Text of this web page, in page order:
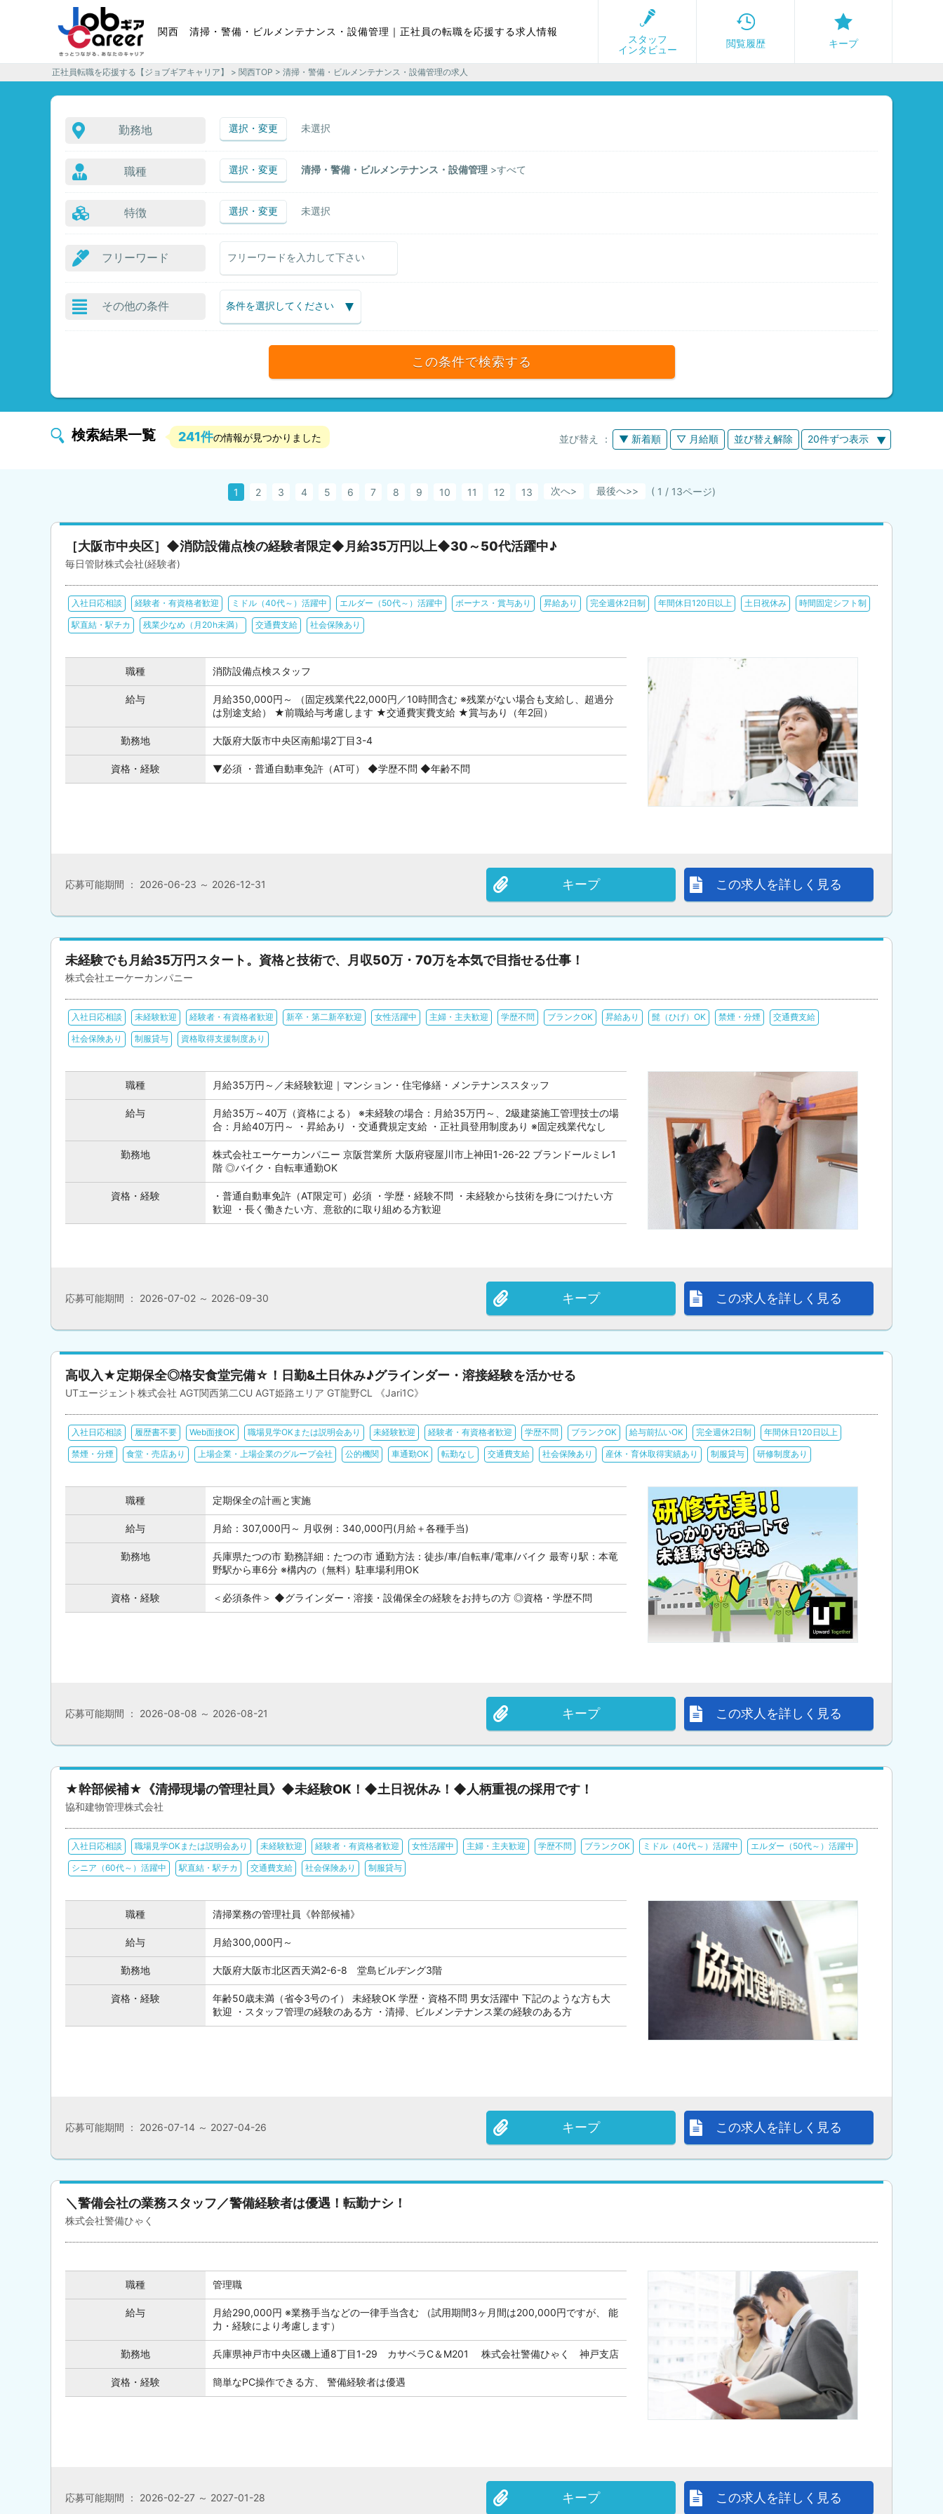
関西 清掃・警備・ビルメンテナンス・設備管理｜正社員の転職を応援する求人情報
スタッフ
インタビュー
閲覧履歴 キープ
正社員転職を応援する【ジョブギアキャリア】 > 関西TOP > 清掃・警備・ビルメンテナンス・設備管理の求人
勤務地 選択・変更 未選択
職種 選択・変更 清掃・警備・ビルメンテナンス・設備管理 すべて
特徴 選択・変更 未選択
フリーワード
その他の条件
この条件で検索する
検索結果一覧 241件の情報が見つかりました 20件ずつ表示
並び替え ： ▼ 新着順 ▽ 月給順 並び替え解除
1 2 3 4 5 6 7 8 9 10 11 12 13 次へ> 最後へ ( 1 / 13ページ)
［大阪市中央区］◆消防設備点検の経験者限定◆月給35万円以上◆30～50代活躍中♪
毎日管財株式会社(経験者)
入社日応相談 経験者・有資格者歓迎 ミドル（40代～）活躍中 エルダー（50代～）活躍中 ボーナス・賞与あり 昇給あり 完全週休2日制 年間休日120日以上 土日祝休み 時間固定シフト制
駅直結・駅チカ 残業少なめ（月20h未満） 交通費支給 社会保険あり
職種 消防設備点検スタッフ
給与
月給350,000円～ （固定残業代22,000円／10時間含む ※残業がない場合も支給し、超過分
は別途支給） ★前職給与考慮します ★交通費実費支給 ★賞与あり（年2回）
勤務地 大阪府大阪市中央区南船場2丁目3-4
資格・経験 ▼必須 ・普通自動車免許（AT可） ◆学歴不問 ◆年齢不問
この求人を詳しく見る
キープ
応募可能期間 ： 2026-06-23 ～ 2026-12-31
未経験でも月給35万円スタート。資格と技術で、月収50万・70万を本気で目指せる仕事！
株式会社エーケーカンパニー
入社日応相談 未経験歓迎 経験者・有資格者歓迎 新卒・第二新卒歓迎 女性活躍中 主婦・主夫歓迎 学歴不問 ブランクOK 昇給あり 髭（ひげ）OK 禁煙・分煙 交通費支給
社会保険あり 制服貸与 資格取得支援制度あり
職種 月給35万円～／未経験歓迎｜マンション・住宅修繕・メンテナンススタッフ
給与
月給35万～40万（資格による） ※未経験の場合：月給35万円～、2級建築施工管理技士の場
合：月給40万円～ ・昇給あり ・交通費規定支給 ・正社員登用制度あり ※固定残業代なし
勤務地
株式会社エーケーカンパニー 京阪営業所 大阪府寝屋川市上神田1-26-22 ブランドールミレ1
階 ◎バイク・自転車通勤OK
資格・経験
・普通自動車免許（AT限定可）必須 ・学歴・経験不問 ・未経験から技術を身につけたい方
歓迎 ・長く働きたい方、意欲的に取り組める方歓迎
この求人を詳しく見る
キープ
応募可能期間 ： 2026-07-02 ～ 2026-09-30
高収入★定期保全◎格安食堂完備☆！日勤&土日休み♪グラインダー・溶接経験を活かせる
UTエージェント株式会社 AGT関西第二CU AGT姫路エリア GT龍野CL 《Jari1C》
入社日応相談 履歴書不要 Web面接OK 職場見学OKまたは説明会あり 未経験歓迎 経験者・有資格者歓迎 学歴不問 ブランクOK 給与前払いOK 完全週休2日制 年間休日120日以上
禁煙・分煙 食堂・売店あり 上場企業・上場企業のグループ会社 公的機関 車通勤OK 転勤なし 交通費支給 社会保険あり 産休・育休取得実績あり 制服貸与 研修制度あり
職種 定期保全の計画と実施
給与 月給：307,000円～ 月収例：340,000円(月給＋各種手当)
勤務地
兵庫県たつの市 勤務詳細：たつの市 通勤方法：徒歩/車/自転車/電車/バイク 最寄り駅：本竜
野駅から車6分 ※構内の（無料）駐車場利用OK
資格・経験 ＜必須条件＞ ◆グラインダー・溶接・設備保全の経験をお持ちの方 ◎資格・学歴不問
この求人を詳しく見る
キープ
応募可能期間 ： 2026-08-08 ～ 2026-08-21
★幹部候補★《清掃現場の管理社員》◆未経験OK！◆土日祝休み！◆人柄重視の採用です！
協和建物管理株式会社
入社日応相談 職場見学OKまたは説明会あり 未経験歓迎 経験者・有資格者歓迎 女性活躍中 主婦・主夫歓迎 学歴不問 ブランクOK ミドル（40代～）活躍中 エルダー（50代～）活躍中
シニア（60代～）活躍中 駅直結・駅チカ 交通費支給 社会保険あり 制服貸与
職種 清掃業務の管理社員《幹部候補》
給与 月給300,000円～
勤務地 大阪府大阪市北区西天満2-6-8 堂島ビルヂング3階
資格・経験
年齢50歳未満（省令3号のイ） 未経験OK 学歴・資格不問 男女活躍中 下記のような方も大
歓迎 ・スタッフ管理の経験のある方 ・清掃、ビルメンテナンス業の経験のある方
この求人を詳しく見る
キープ
応募可能期間 ： 2026-07-14 ～ 2027-04-26
＼警備会社の業務スタッフ／警備経験者は優遇！転勤ナシ！
株式会社警備ひゃく
職種 管理職
給与
月給290,000円 ※業務手当などの一律手当含む （試用期間3ヶ月間は200,000円ですが、 能
力・経験により考慮します）
勤務地 兵庫県神戸市中央区磯上通8丁目1-29 カサベラC＆M201 株式会社警備ひゃく 神戸支店
資格・経験 簡単なPC操作できる方、 警備経験者は優遇
この求人を詳しく見る
キープ
応募可能期間 ： 2026-02-27 ～ 2027-01-28